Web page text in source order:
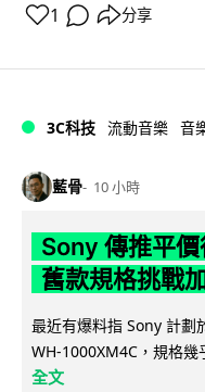
1 分享
3C科技 流動音樂 音
藍骨 10 小時
Sony 傳推平
舊款規格挑戰
最近有爆料指 Sony 計劃
WH-1000XM4C，規格
全文